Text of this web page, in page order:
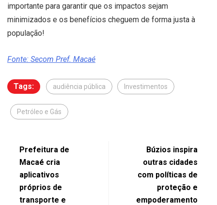
importante para garantir que os impactos sejam
minimizados e os benefícios cheguem de forma justa à
população!
Fonte: Secom Pref. Macaé
Tags: audiência pública Investimentos
Petróleo e Gás
Prefeitura de
Macaé cria
aplicativos
próprios de
transporte e
Búzios inspira
outras cidades
com políticas de
proteção e
empoderamento